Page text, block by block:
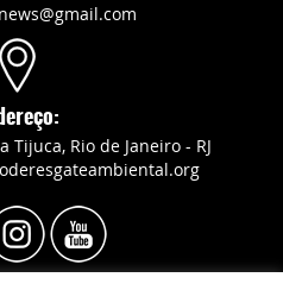
Tijuca, Rio de Janeiro - RJ